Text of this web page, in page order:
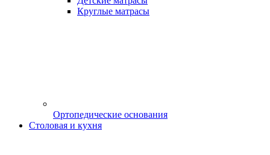
Круглые матрасы
Ортопедические основания
Столовая и кухня